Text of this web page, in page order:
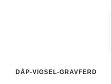
DÅP-VIGSEL-GRAVFERD